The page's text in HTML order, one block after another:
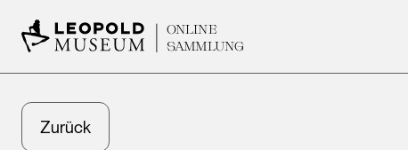
ONLINE
SAMMLUNG
Zurück